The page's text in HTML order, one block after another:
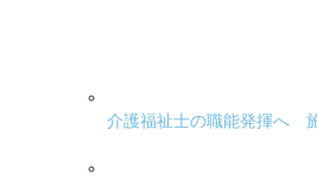
介護福祉士の職能発揮へ